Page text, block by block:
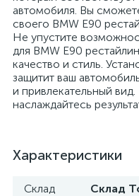
автомобиля. Вы
своего BMW E90
Не упустите
для BMW E90
качество и стиль.
защитит ваш
и привлекательный
наслаждайтесь
Характеристики
Склад
Склад